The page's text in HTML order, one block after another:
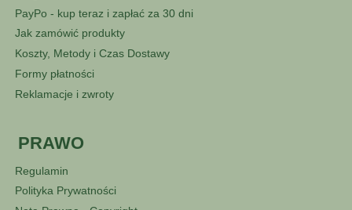
PayPo - kup teraz i zapłać za 30 dni
Jak zamówić produkty
Koszty, Metody i Czas Dostawy
Formy płatności
Reklamacje i zwroty
PRAWO
Regulamin
Polityka Prywatności